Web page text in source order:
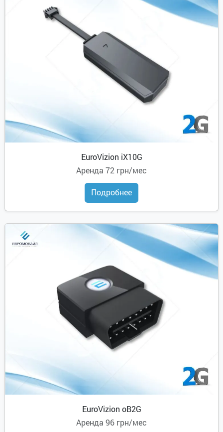
EuroVizion iX10G
Аренда 72 грн/мес
Подробнее
EuroVizion oB2G
Аренда 96 грн/мес